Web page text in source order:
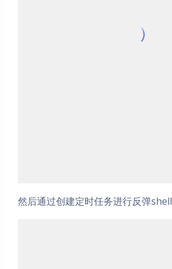
然后通过创建定时任务进行反弹shell